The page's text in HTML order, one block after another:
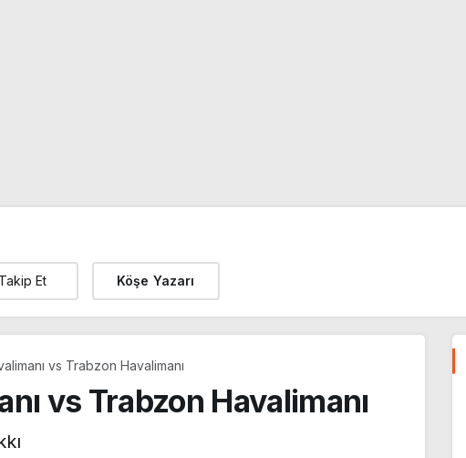
Takip Et Köşe Yazarı
vs Trabzon Havalimanı
vs Trabzon Havalimanı